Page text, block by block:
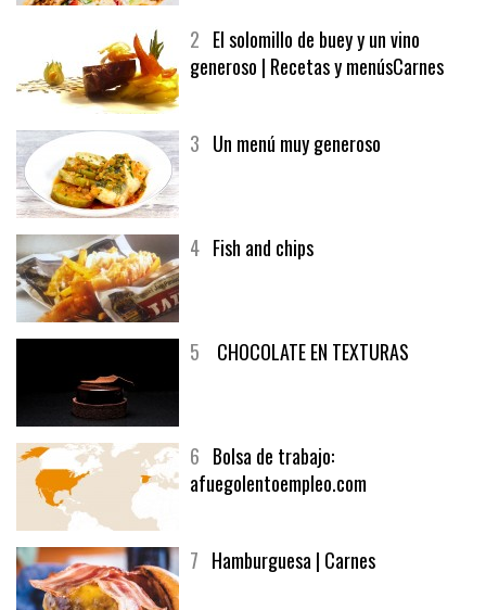
2 El solomillo de buey y un vino
generoso | Recetas y menúsCarnes
3 Un menú muy generoso
4 Fish and chips
5 CHOCOLATE EN TEXTURAS
6 Bolsa de trabajo:
afuegolentoempleo.com
7 Hamburguesa | Carnes